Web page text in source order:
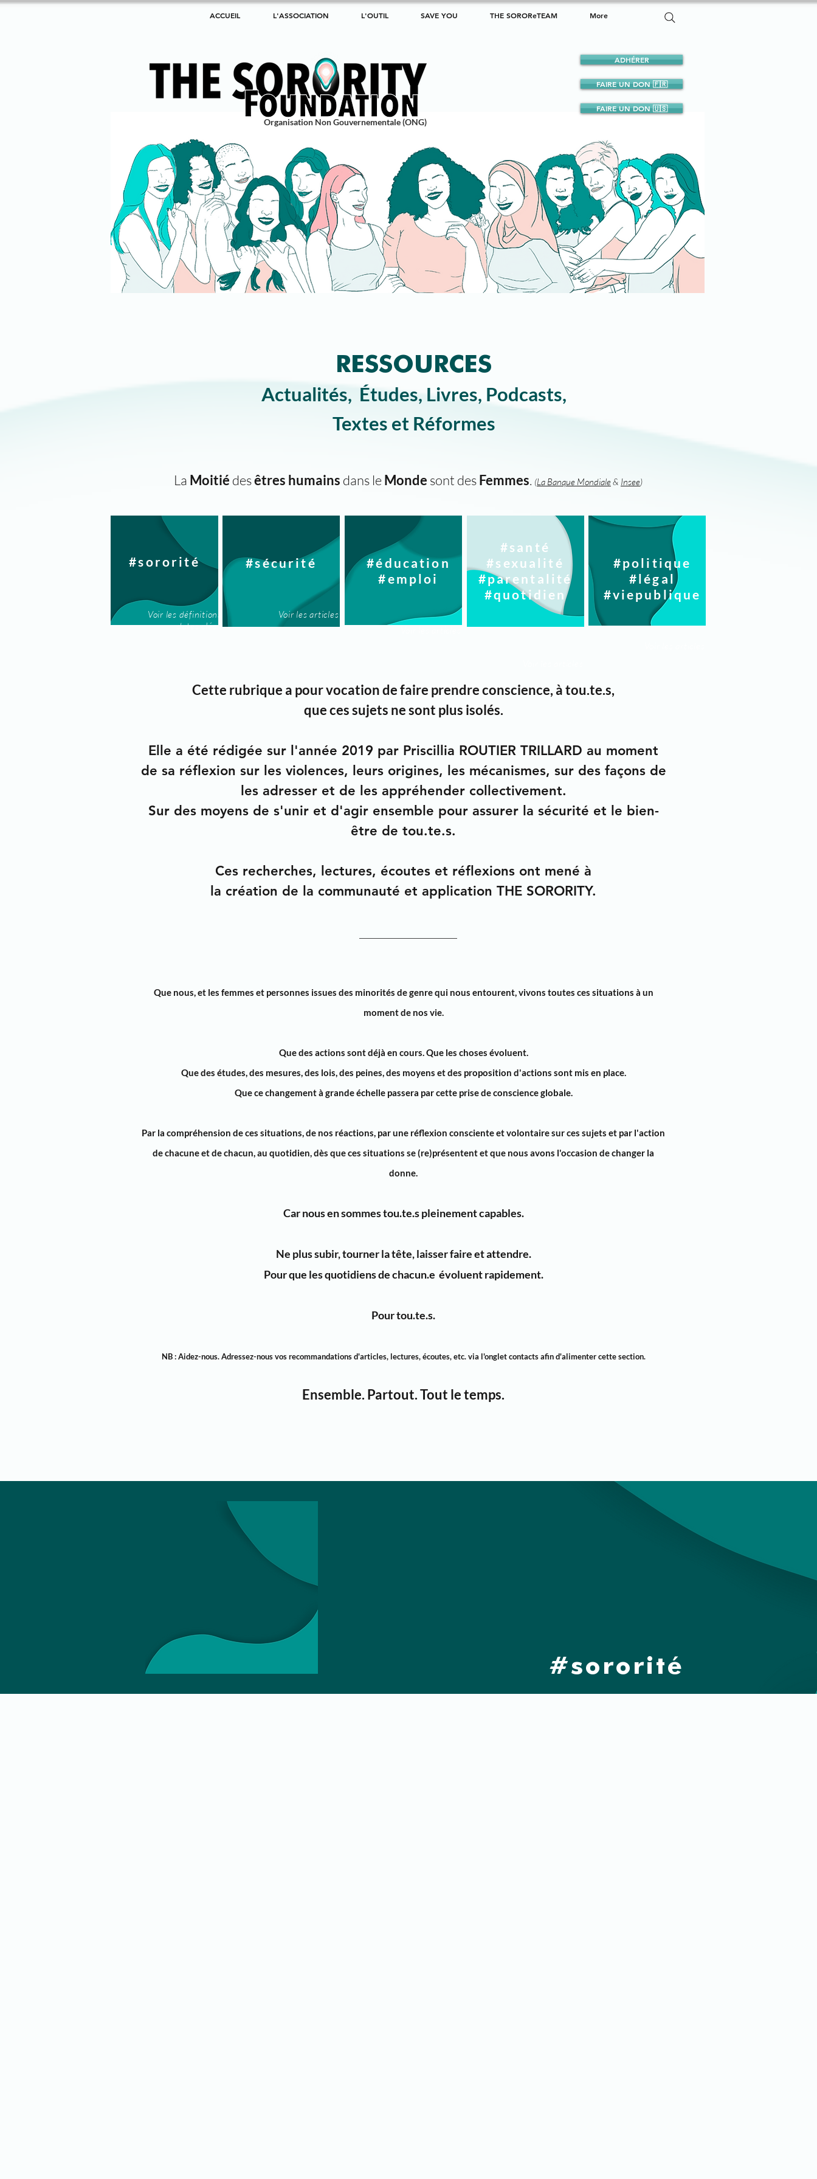
ACCUEIL L'ASSOCIATION L'OUTIL SAVE YOU THE SOROReTEAM More
ADHÉRER
FAIRE UN DON 🇫🇷
Organisation Non Gouvernementale (ONG)
FAIRE UN DON 🇺🇸
RESSOURCES
Actualités, Études, Livres, Podcasts,
Textes et Réformes
La Moitié desêtres humains dans leMonde sont desFemmes. (La Banque Mondiale& Insee)
Cette rubrique a pour vocation defaire prendre conscience, àtou.te.s,
queces sujets ne sont plus isolés.
Elle a été rédigée sur l'année 2019 par Priscillia ROUTIER TRILLARD au moment
de sa réflexion sur les violences, leurs origines, les mécanismes, sur des façons de
les adresser et de les appréhender collectivement.
Sur des moyens de s'unir et d'agir ensemble pour assurer la sécurité et le bien-
être de tou.te.s.
Ces recherches, lectures, écoutes et réflexions ont mené à
la création de la communauté et application THE SORORITY.
Que nous,et les femmes et personnes issues des minorités de genrequi nous entourent,vivons toutes ces situations à un
moment de nos vie.
Que des actions sont déjà en cours. Que les choses évoluent.
Que des études, des mesures, des lois, des peines, des moyens et des proposition d'actions sont mis en place.
Que cechangement à grande échelle passera par cette prise de conscience globale.
Par la compréhension de ces situations, de nos réactions, par une réflexion consciente et volontairesurces sujets et par l'action
de chacune et de chacun, au quotidien,dès queces situations se (re)présententet que nous avons l'occasion dechanger la
donne.
Car nous en sommestou.te.s pleinement capables.
Ne plus subir, tourner la tête,laisserfaire etattendre.
Pour que les quotidiensde chacun.e évoluent rapidement.
Pour tou.te.s.
NB : Aidez-nous. Adressez-nous vos recommandations d'articles, lectures, écoutes, etc. via l'onglet contacts afin d'alimenter cette section.
Ensemble. Partout. Tout le temps.
#sororité
Voir les définitions et les
dates clés
#sécurité
Voir les articles
#éducation
#emploi
#santé
#sexualité
#parentalité
#quotidien
#politique
#légal
#viepublique
#sororité